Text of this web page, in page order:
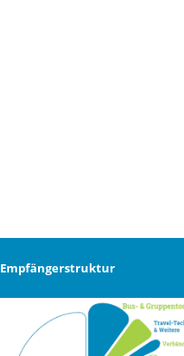
Empfängerstruktur